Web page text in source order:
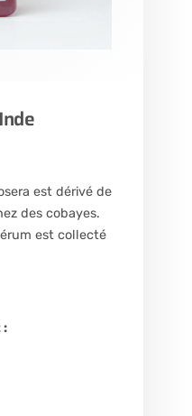
est dérivé de
des cobayes.
est collecté
: